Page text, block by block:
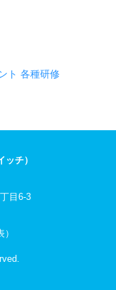
ト 各種研修
チ）
目6-3